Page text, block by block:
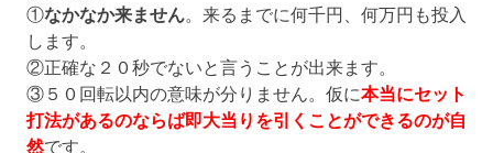
①なかなか来ません。来るまでに何千円、何万円も投入
します。
②正確な２０秒でないと言うことが出来ます。
③５０回転以内の意味が分りません。仮に本当にセット
打法があるのならば即大当りを引くことができるのが自
然です。